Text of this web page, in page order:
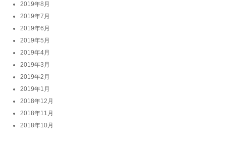
2019年8月
2019年7月
2019年6月
2019年5月
2019年4月
2019年3月
2019年2月
2019年1月
2018年12月
2018年11月
2018年10月